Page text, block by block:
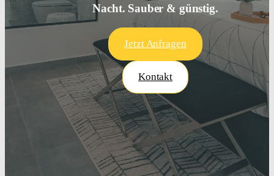
Nacht. Sauber & günstig.
Jetzt Anfragen
Kontakt